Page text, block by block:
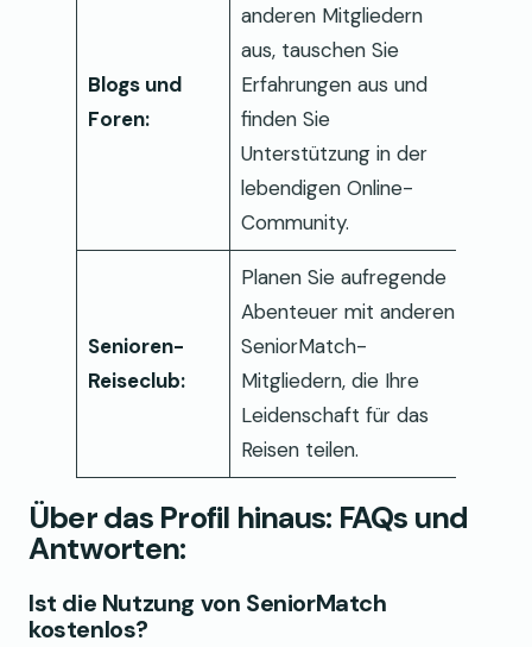
Blogs und
Foren:
anderen Mitgliedern
aus, tauschen Sie
Erfahrungen aus und
finden Sie
Unterstützung in der
lebendigen Online-
Community.
Senioren-
Reiseclub:
Planen Sie aufregende
Abenteuer mit anderen
SeniorMatch-
Mitgliedern, die Ihre
Leidenschaft für das
Reisen teilen.
Über das Profil hinaus: FAQs und
Antworten:
Ist die Nutzung von SeniorMatch
kostenlos?